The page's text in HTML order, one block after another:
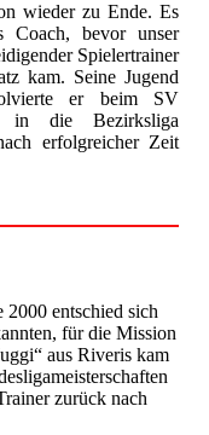
wieder zu Ende. Es
bevor unser
Spielertrainer
kam. Seine Jugend
er beim SV
in die Bezirksliga
erfolgreicher Zeit
2000 entschied sich
für die Mission
aus Riveris kam
zurück nach